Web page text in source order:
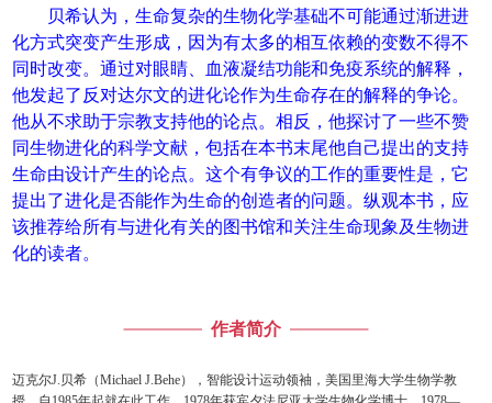
贝希认为，生命复杂的生物化学基础不可能通过渐进进
化方式突变产生形成，因为有太多的相互依赖的变数不得不
同时改变。通过对眼睛、血液凝结功能和免疫系统的解释，
他发起了反对达尔文的进化论作为生命存在的解释的争论。
他从不求助于宗教支持他的论点。相反，他探讨了一些不赞
同生物进化的科学文献，包括在本书末尾他自己提出的支持
生命由设计产生的论点。这个有争议的工作的重要性是，它
提出了进化是否能作为生命的创造者的问题。纵观本书，应
该推荐给所有与进化有关的图书馆和关注生命现象及生物进
化的读者。
作者简介
迈克尔J.贝希（Michael J.Behe），智能设计运动领袖，美国里海大学生物学教